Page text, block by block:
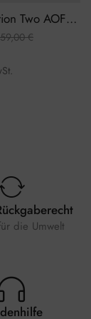
Adidas Edition Two AOFH22503 Herrenuhr
€
die Umwelt